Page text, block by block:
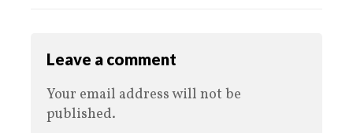
Leave a comment
Your email address will not be
published.